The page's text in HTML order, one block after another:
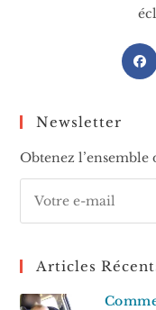
Newsletter
Obtenez
Articles